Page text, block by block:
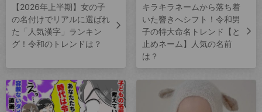
【2026年上半期】女の子
の名付けでリアルに選ばれ
た「人気漢字」ランキン
グ！令和のトレンドは？
キラキラネームから落ち着
いた響きへシフト！令和男
子の特大命名トレンド【と
止めネーム】人気の名前
は？